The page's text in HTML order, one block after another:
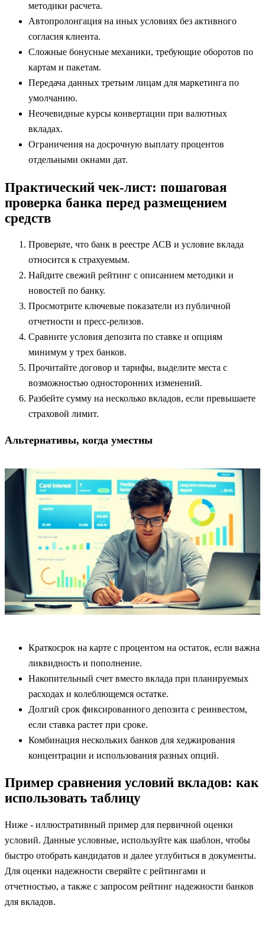
методики расчета.
Автопролонгация на иных условиях без активного
согласия клиента.
Сложные бонусные механики, требующие оборотов по
картам и пакетам.
Передача данных третьим лицам для маркетинга по
умолчанию.
Неочевидные курсы конвертации при валютных
вкладах.
Ограничения на досрочную выплату процентов
отдельными окнами дат.
Практический чек-лист: пошаговая
проверка банка перед размещением
средств
Проверьте, что банк в реестре АСВ и условие вклада
относится к страхуемым.
Найдите свежий рейтинг с описанием методики и
новостей по банку.
Просмотрите ключевые показатели из публичной
отчетности и пресс-релизов.
Сравните условия депозита по ставке и опциям
минимум у трех банков.
Прочитайте договор и тарифы, выделите места с
возможностью односторонних изменений.
Разбейте сумму на несколько вкладов, если превышаете
страховой лимит.
Альтернативы, когда уместны
Краткосрок на карте с процентом на остаток, если важна
ликвидность и пополнение.
Накопительный счет вместо вклада при планируемых
расходах и колеблющемся остатке.
Долгий срок фиксированного депозита с реинвестом,
если ставка растет при сроке.
Комбинация нескольких банков для хеджирования
концентрации и использования разных опций.
Пример сравнения условий вкладов: как
использовать таблицу
Ниже - иллюстративный пример для первичной оценки
условий. Данные условные, используйте как шаблон, чтобы
быстро отобрать кандидатов и далее углубиться в документы.
Для оценки надежности сверяйте с рейтингами и
отчетностью, а также с запросом рейтинг надежности банков
для вкладов.